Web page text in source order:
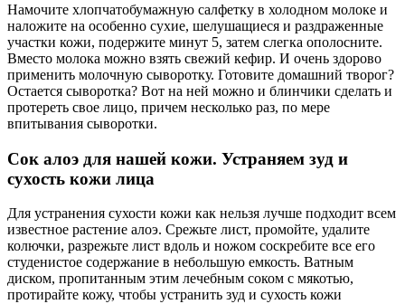
Намочите хлопчатобумажную салфетку в холодном молоке и
наложите на особенно сухие, шелушащиеся и раздраженные
участки кожи, подержите минут 5, затем слегка ополосните.
Вместо молока можно взять свежий кефир. И очень здорово
применить молочную сыворотку. Готовите домашний творог?
Остается сыворотка? Вот на ней можно и блинчики сделать и
протереть свое лицо, причем несколько раз, по мере
впитывания сыворотки.
Сок алоэ для нашей кожи. Устраняем зуд и
сухость кожи лица
Для устранения сухости кожи как нельзя лучше подходит всем
известное растение алоэ. Срежьте лист, промойте, удалите
колючки, разрежьте лист вдоль и ножом соскребите все его
студенистое содержание в небольшую емкость. Ватным
диском, пропитанным этим лечебным соком с мякотью,
протирайте кожу, чтобы устранить зуд и сухость кожи